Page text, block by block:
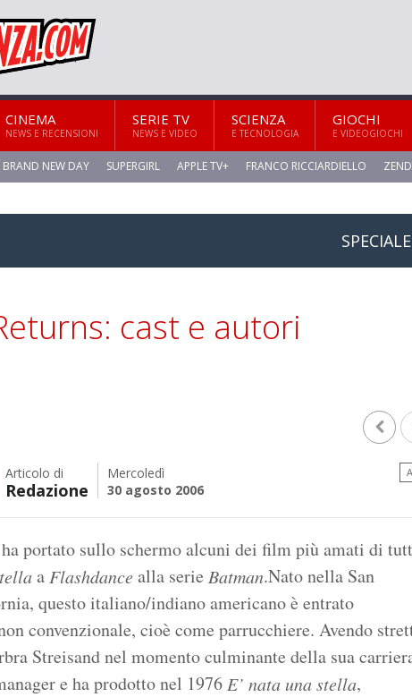
CINEMA
NEWS E RECENSIONI
SERIE TV
NEWS E VIDEO
SCIENZA
E TECNOLOGIA
GIOCHI
E VIDEOGIOCHI
BRAND NEW DAY SUPERGIRL APPLE TV+ FRANCO RICCIARDIELLO
SPECIALE
cast e autori
Articolo di
Redazione
Mercoledì
30 agosto 2006
A
portato sullo schermo alcuni dei film più amati di
aFlashdance alla serie Batman.Nato nella San
questo italiano/indiano americano è entrato
convenzionale, cioè come parrucchiere. Avendo
Streisand nel momento culminante della sua
e ha prodotto nel 1976E’ nata una stella,